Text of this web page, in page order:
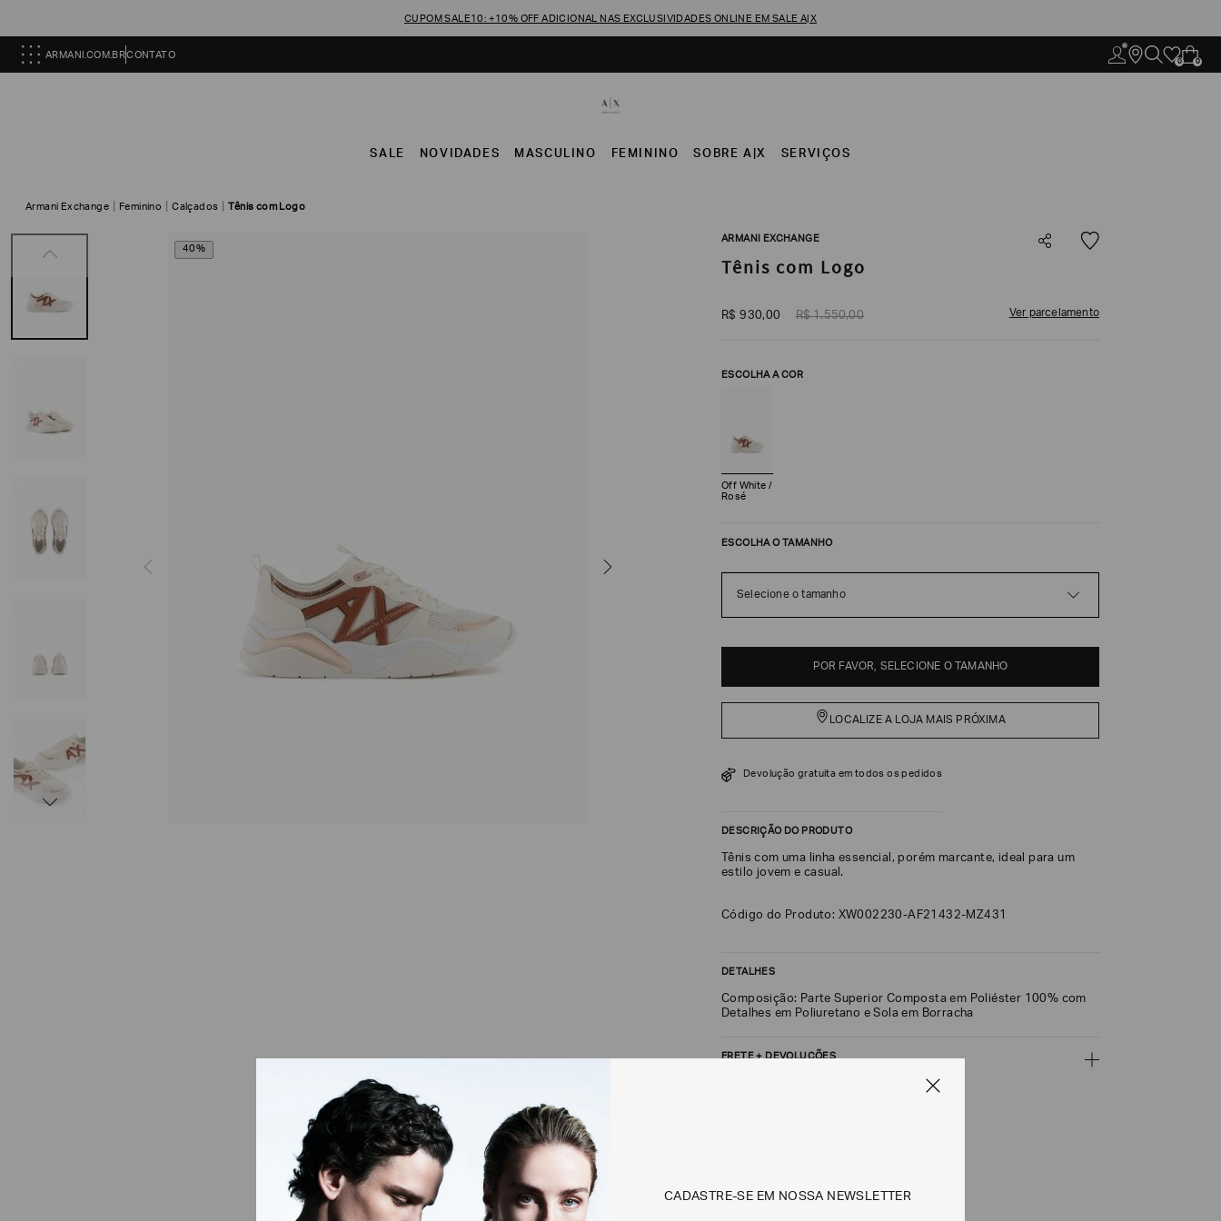
CUPOM SALE10: +10% OFF ADICIONAL NAS EXCLUSIVIDADES ONLINE EM SALE A|X
ARMANI.COM.BRCONTATO
0 0
SALE NOVIDADES MASCULINO FEMININO SOBRE A|X SERVIÇOS
Armani Exchange Feminino Calçados Tênis com Logo
40%
ARMANI EXCHANGE
Tênis com Logo
R$ 930,00 R$ 1.550,00 Ver parcelamento
ESCOLHA A COR
Off White /
Rosé
ESCOLHA O TAMANHO
Selecione o tamanho
POR FAVOR, SELECIONE O TAMANHO
LOCALIZE A LOJA MAIS PRÓXIMA
Devolução gratuita em todos os pedidos
DESCRIÇÃO DO PRODUTO
Tênis com uma linha essencial, porém marcante, ideal para um
estilo jovem e casual.
Código do Produto: XW002230-AF21432-MZ431
DETALHES
Composição: Parte Superior Composta em Poliéster 100% com
Detalhes em Poliuretano e Sola em Borracha
FRETE + DEVOLUÇÕES
Os preços, prazos e tipos de entrega são válidos apenas para este produto
CADASTRE-SE EM NOSSA NEWSLETTER